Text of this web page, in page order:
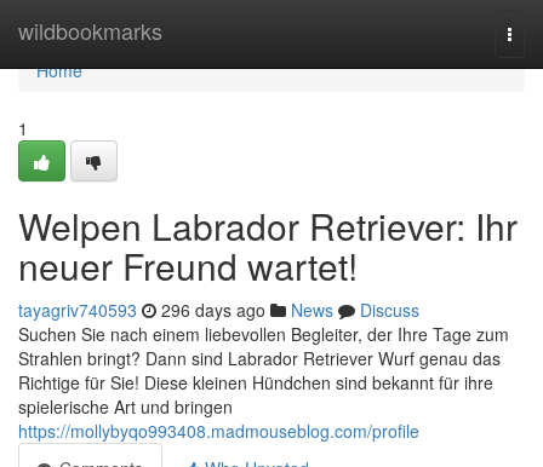
wildbookmarks
Home
Home
1
Welpen Labrador Retriever: Ihr
neuer Freund wartet!
tayagriv740593 296 days ago News
Discuss
Suchen Sie nach einem liebevollen Begleiter, der Ihre Tage zum
Strahlen bringt? Dann sind Labrador Retriever Wurf genau das
Richtige für Sie! Diese kleinen Hündchen sind bekannt für ihre
spielerische Art und bringen
https://mollybyqo993408.madmouseblog.com/profile